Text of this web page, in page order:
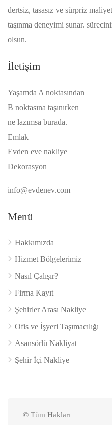
dertsiz, tasasız ve sürpriz
taşınma deneyimi sunar.
olsun.
İletişim
Yaşamda A noktasından
B noktasına taşınırken
ne lazımsa burada.
Emlak
Evden eve nakliye
Dekorasyon
info@evdenev.com
Menü
Hakkımızda
Hizmet Bölgelerimiz
Nasıl Çalışır?
Firma Kayıt
Şehirler Arası Nakliye
Ofis ve İşyeri Taşımacılığı
Asansörlü Nakliyat
Şehir İçi Nakliye
© Tüm Hakları